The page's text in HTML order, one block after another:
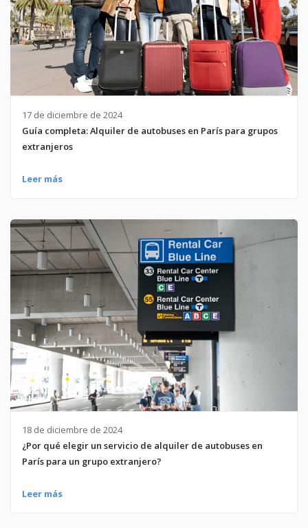
17 de diciembre de 2024
Guía completa: Alquiler de autobuses en París para grupos
extranjeros
Leer más
18 de diciembre de 2024
¿Por qué elegir un servicio de alquiler de autobuses en
París para un grupo extranjero?
Leer más